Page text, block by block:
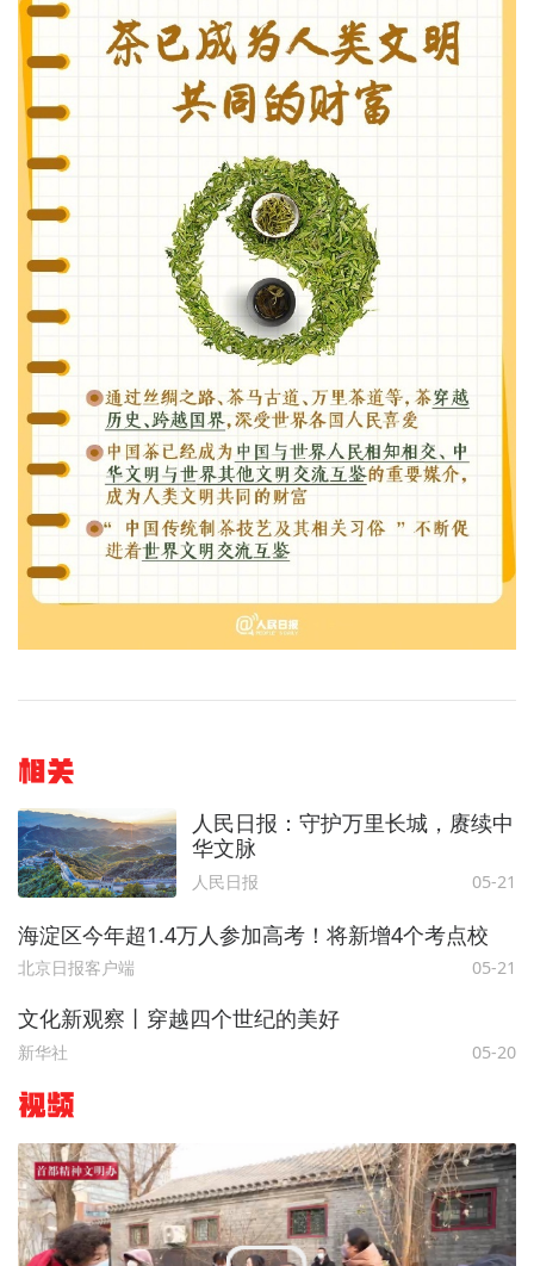
相关
人民日报：守护万里长城，赓续中
华文脉
人民日报 05-21
海淀区今年超1.4万人参加高考！将新增4个考点校
北京日报客户端 05-21
文化新观察丨穿越四个世纪的美好
新华社 05-20
视频